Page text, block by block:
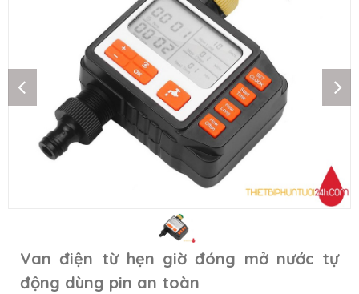
Van điện từ hẹn giờ đóng mở nước tự
động dùng pin an toàn